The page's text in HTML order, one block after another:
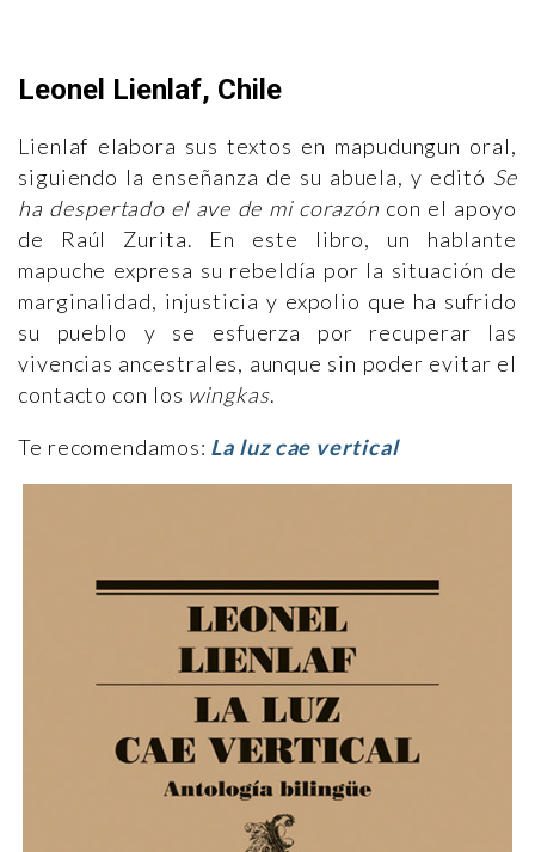
Leonel Lienlaf, Chile
Lienlaf elabora sus textos en mapudungun oral,
siguiendo la enseñanza de su abuela, y editó Se
ha despertado el ave de mi corazón con el apoyo
de Raúl Zurita. En este libro, un hablante
mapuche expresa su rebeldía por la situación de
marginalidad, injusticia y expolio que ha sufrido
su pueblo y se esfuerza por recuperar las
vivencias ancestrales, aunque sin poder evitar el
contacto con los wingkas.
Te recomendamos: La luz cae vertical